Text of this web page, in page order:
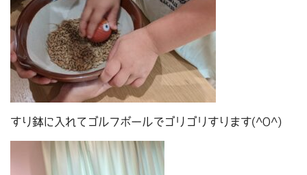
すり鉢に入れてゴルフボールでゴリゴリすります(^O^)